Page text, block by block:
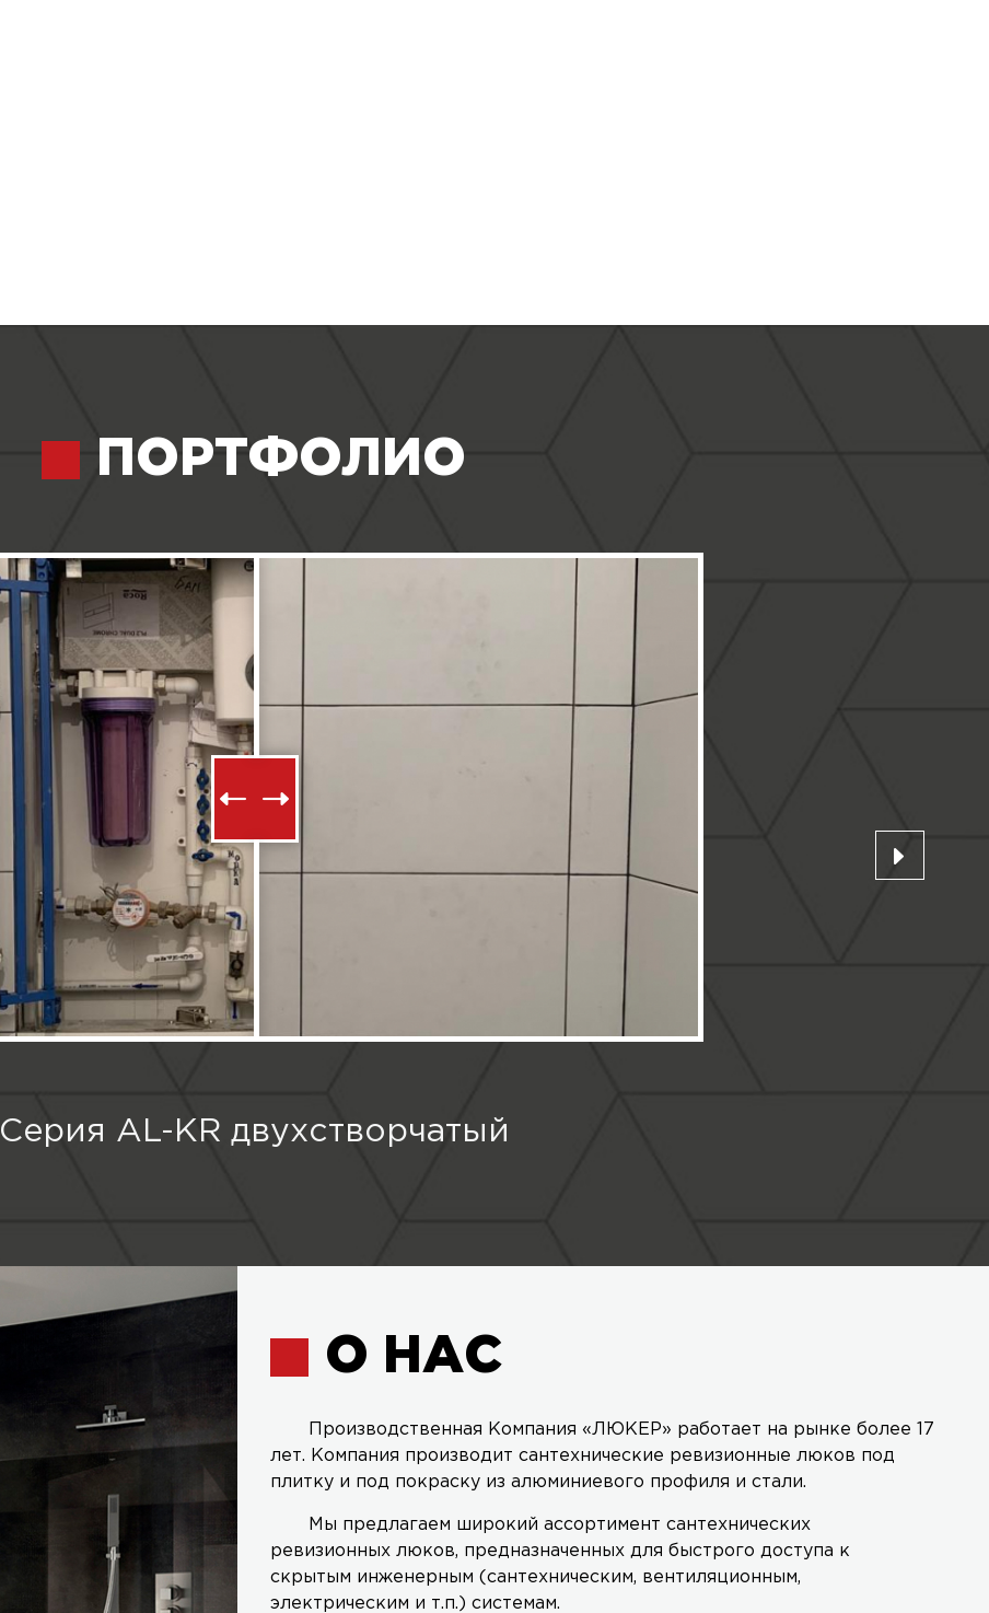
ПОРТФОЛИО
Серия AL-KR двухстворчатый
О НАС
Производственная Компания «ЛЮКЕР» работает на рынке более 17
лет. Компания производит сантехнические ревизионные люков под
плитку и под покраску из алюминиевого профиля и стали.
Мы предлагаем широкий ассортимент сантехнических
ревизионных люков, предназначенных для быстрого доступа к
скрытым инженерным (сантехническим, вентиляционным,
электрическим и т.п.) системам.